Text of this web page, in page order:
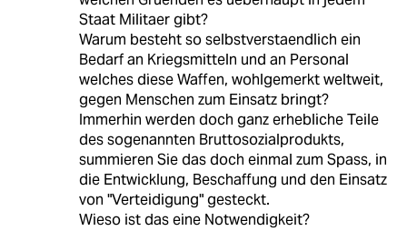
Staat Militaer gibt?
Warum besteht so selbstverstaendlich ein
Bedarf an Kriegsmitteln und an Personal
welches diese Waffen, wohlgemerkt weltweit,
gegen Menschen zum Einsatz bringt?
Immerhin werden doch ganz erhebliche Teile
des sogenannten Bruttosozialprodukts,
summieren Sie das doch einmal zum Spass, in
die Entwicklung, Beschaffung und den Einsatz
von "Verteidigung" gesteckt.
Wieso ist das eine Notwendigkeit?